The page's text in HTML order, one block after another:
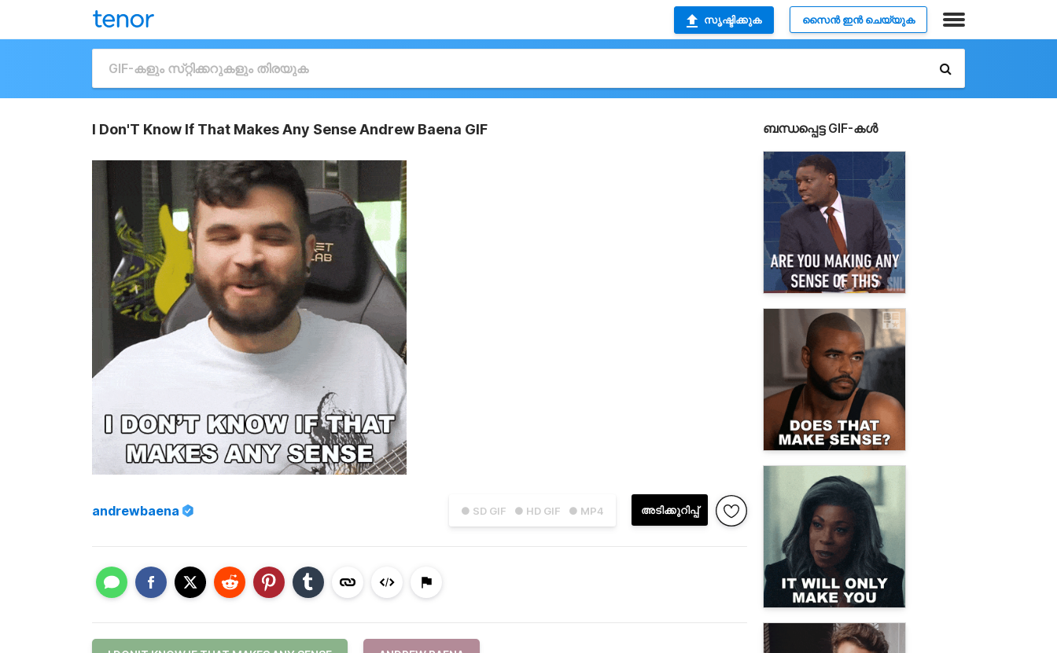
സൃഷ്ടിക്കുക സൈൻ ഇൻ ചെയ്യുക
I Don'T Know If That Makes Any Sense Andrew Baena GIF
● SD GIF ● HD GIF ● MP4 അടിക്കുറിപ്പ്
andrewbaena
ബന്ധപ്പെട്ട GIF-കൾ